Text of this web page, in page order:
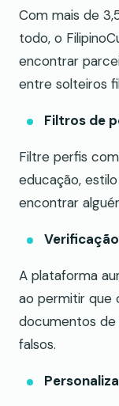
Com mais de
todo, o
encontrar
entre solteiros
Filtros de
Filtre perfis
educação,
encontrar
A plataforma
ao permitir que
documentos de
falsos.